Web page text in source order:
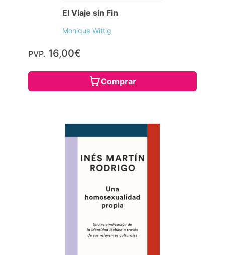
El Viaje sin Fin
Monique Wittig
PVP. 16,00€
Comprar